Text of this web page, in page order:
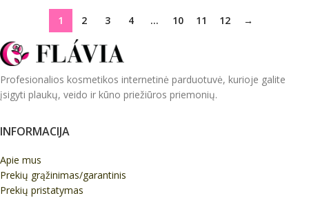
1 2 3 4 … 10 11 12 →
Profesionalios kosmetikos internetinė parduotuvė, kurioje galite
įsigyti plaukų, veido ir kūno priežiūros priemonių.
INFORMACIJA
Apie mus
Prekių grąžinimas/garantinis
Prekių pristatymas